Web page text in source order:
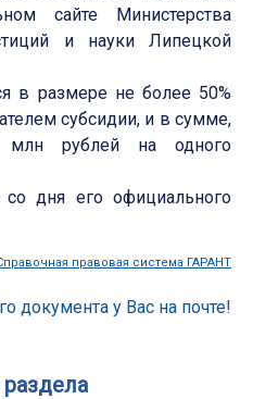
сайте Министерства
и науки Липецкой
в размере не более 50%
субсидии, и в сумме,
рублей на одного
дня его официального
правовая система ГАРАНТ